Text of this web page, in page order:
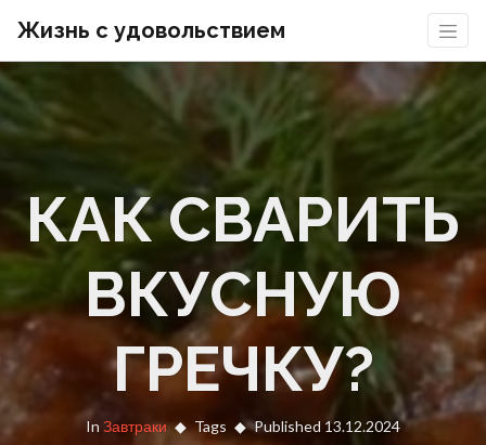
Жизнь с удовольствием
КАК СВАРИТЬ
ВКУСНУЮ
ГРЕЧКУ?
In Завтраки Tags Published 13.12.2024